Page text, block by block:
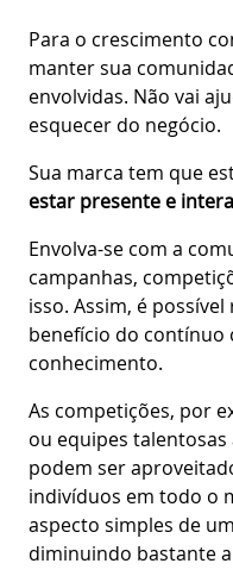
Para o crescimento
manter sua
envolvidas. Não vai
esquecer do negócio.
Sua marca tem que
estar presente e
Envolva-se com a
campanhas,
isso. Assim, é
benefício do
conhecimento.
As competições, por
ou equipes
podem ser
indivíduos em todo o
aspecto simples de
diminuindo bastante